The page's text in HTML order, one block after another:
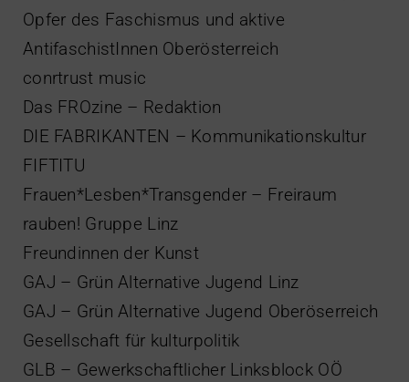
Opfer des Faschismus und aktive
AntifaschistInnen Oberösterreich
conrtrust music
Das FROzine – Redaktion
DIE FABRIKANTEN – Kommunikationskultur
FIFTITU
Frauen*Lesben*Transgender – Freiraum
rauben! Gruppe Linz
Freundinnen der Kunst
GAJ – Grün Alternative Jugend Linz
GAJ – Grün Alternative Jugend Oberöserreich
Gesellschaft für kulturpolitik
GLB – Gewerkschaftlicher Linksblock OÖ